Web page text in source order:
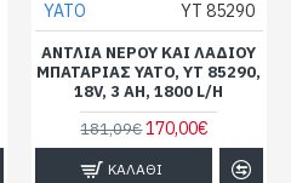
YATO YT 85290
ΑΝΤΛΊΑ ΝΕΡΟΎ ΚΑΙ ΛΑΔΙΟΎ
ΜΠΑΤΑΡΊΑΣ YATO, YT 85290,
18V, 3 AH, 1800 L/H
181,09€170,00€
ΚΑΛΆΘΙ